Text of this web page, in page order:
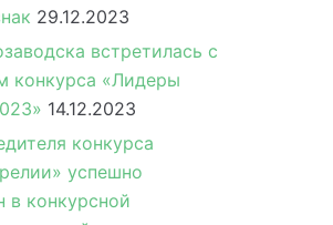
29.12.2023
встретилась с
конкурса «Лидеры
14.12.2023
конкурса
успешно
в конкурсной